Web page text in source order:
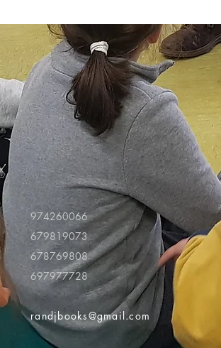
974260066
679819073
678769808
697977728
randjbooks@gmail.com